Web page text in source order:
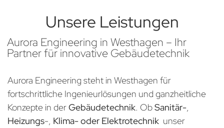
Unsere Leistungen
Aurora Engineering in Westhagen – Ihr
Partner für innovative Gebäudetechnik
Aurora Engineering steht in Westhagen für
fortschrittliche Ingenieurlösungen und ganzheitliche
Konzepte in derGebäudetechnik. ObSanitär-,
Heizungs-, Klima- oder Elektrotechnik unser